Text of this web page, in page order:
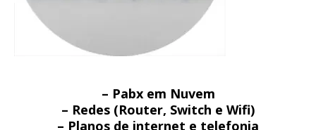
– Pabx em Nuvem
– Redes (Router, Switch e Wifi)
– Planos de internet e telefonia